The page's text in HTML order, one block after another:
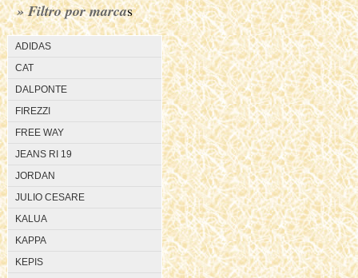
» Filtro por marcas
ADIDAS
CAT
DALPONTE
FIREZZI
FREE WAY
JEANS RI 19
JORDAN
JULIO CESARE
KALUA
KAPPA
KEPIS